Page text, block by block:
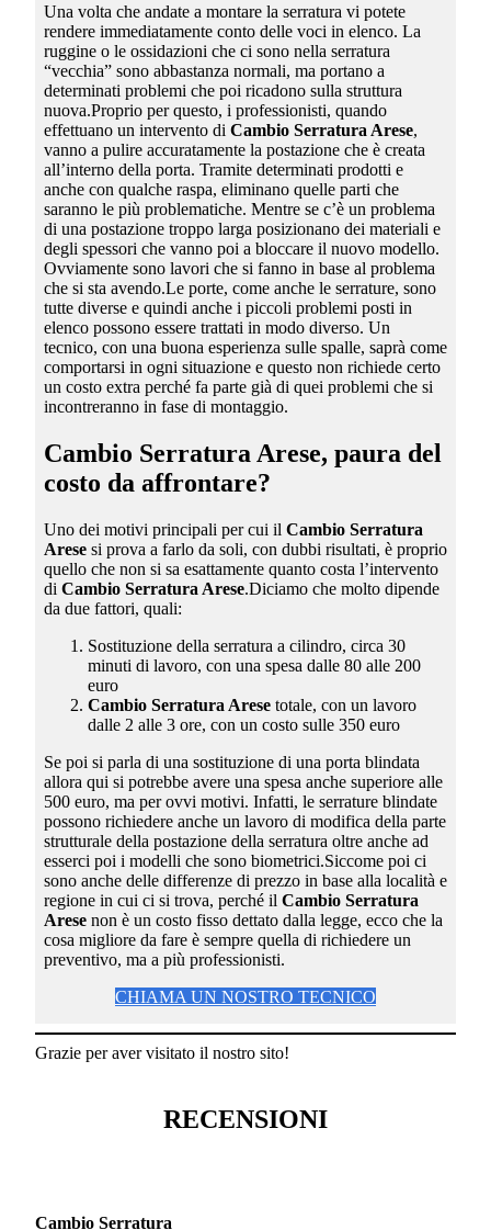
Una volta che andate a montare la serratura vi potete
rendere immediatamente conto delle voci in elenco. La
ruggine o le ossidazioni che ci sono nella serratura
“vecchia” sono abbastanza normali, ma portano a
determinati problemi che poi ricadono sulla struttura
nuova.Proprio per questo, i professionisti, quando
effettuano un intervento di Cambio Serratura Arese,
vanno a pulire accuratamente la postazione che è creata
all’interno della porta. Tramite determinati prodotti e
anche con qualche raspa, eliminano quelle parti che
saranno le più problematiche. Mentre se c’è un problema
di una postazione troppo larga posizionano dei materiali e
degli spessori che vanno poi a bloccare il nuovo modello.
Ovviamente sono lavori che si fanno in base al problema
che si sta avendo.Le porte, come anche le serrature, sono
tutte diverse e quindi anche i piccoli problemi posti in
elenco possono essere trattati in modo diverso. Un
tecnico, con una buona esperienza sulle spalle, saprà come
comportarsi in ogni situazione e questo non richiede certo
un costo extra perché fa parte già di quei problemi che si
incontreranno in fase di montaggio.
Cambio Serratura Arese, paura del
costo da affrontare?
Uno dei motivi principali per cui il Cambio Serratura
Aresesi prova a farlo da soli, con dubbi risultati, è proprio
quello che non si sa esattamente quanto costa l’intervento
di Cambio Serratura Arese.Diciamo che molto dipende
da due fattori, quali:
Sostituzione della serratura a cilindro, circa 30
minuti di lavoro, con una spesa dalle 80 alle 200
euro
Cambio Serratura Aresetotale, con un lavoro
dalle 2 alle 3 ore, con un costo sulle 350 euro
Se poi si parla di una sostituzione di una porta blindata
allora qui si potrebbe avere una spesa anche superiore alle
500 euro, ma per ovvi motivi. Infatti, le serrature blindate
possono richiedere anche un lavoro di modifica della parte
strutturale della postazione della serratura oltre anche ad
esserci poi i modelli che sono biometrici.Siccome poi ci
sono anche delle differenze di prezzo in base alla località e
regione in cui ci si trova, perché il Cambio Serratura
Aresenon è un costo fisso dettato dalla legge, ecco che la
cosa migliore da fare è sempre quella di richiedere un
preventivo, ma a più professionisti.
CHIAMA UN NOSTRO TECNICO
Grazie per aver visitato il nostro sito!
RECENSIONI
Cambio Serratura